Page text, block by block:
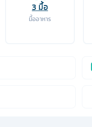
3 มื้อ
มื้ออาหาร